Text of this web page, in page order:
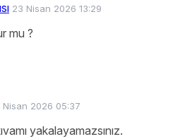
23 Nisan 2026 13:29
mu ?
Nisan 2026 05:37
yakalayamazsınız.